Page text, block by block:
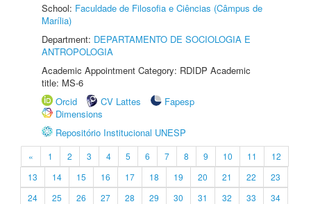
School: Faculdade de Filosofia e Ciências (Câmpus de
Marília)
Department: DEPARTAMENTO DE SOCIOLOGIA E
ANTROPOLOGIA
Academic Appointment Category: RDIDP Academic
title: MS-6
Orcid
CV Lattes
Fapesp
Dimensions
Repositório Institucional UNESP
« 1 2 3 4 5 6 7 8 9 10 11
12
13
14 15 16 17 18 19 20 21 22
23
24
25 26 27 28 29 30 31 32 33
34